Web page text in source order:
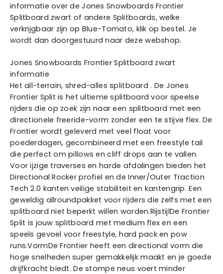
informatie over de Jones Snowboards Frontier
Splitboard zwart of andere Splitboards, welke
verkrijgbaar zijn op Blue-Tomato, klik op bestel. Je
wordt dan doorgestuurd naar deze webshop.
Jones Snowboards Frontier Splitboard zwart
informatie
Het all-terrain, shred-alles splitboard . De Jones
Frontier Split is het ultieme splitboard voor speelse
rijders die op zoek zijn naar een splitboard met een
directionele freeride-vorm zonder een te stijve flex. De
Frontier wordt geleverd met veel float voor
poederdagen, gecombineerd met een freestyle tail
die perfect om pillows en cliff drops aan te vallen.
Voor ijzige traverses en harde afdalingen bieden het
Directional Rocker profiel en de Inner/Outer Traction
Tech 2.0 kanten veilige stabiliteit en kantengrip. Een
geweldig allroundpakket voor rijders die zelfs met een
splitboard niet beperkt willen worden.RijstijlDe Frontier
Split is jouw splitboard met medium flex en een
speels gevoel voor freestyle, hard pack en pow
runs.VormDe Frontier heeft een directional vorm die
hoge snelheden super gemakkelijk maakt en je goede
drijfkracht biedt. De stompe neus voert minder